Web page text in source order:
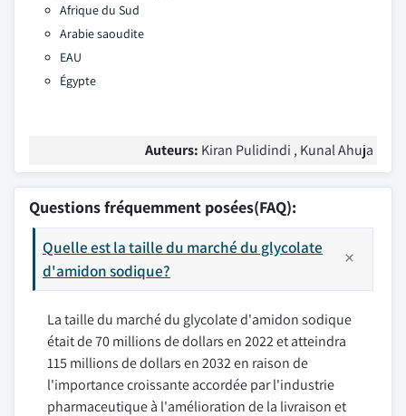
Afrique du Sud
Arabie saoudite
EAU
Égypte
Auteurs: Kiran Pulidindi , Kunal Ahuja
Questions fréquemment posées(FAQ):
Quelle est la taille du marché du glycolate
d'amidon sodique?
La taille du marché du glycolate d'amidon sodique
était de 70 millions de dollars en 2022 et atteindra
115 millions de dollars en 2032 en raison de
l'importance croissante accordée par l'industrie
pharmaceutique à l'amélioration de la livraison et